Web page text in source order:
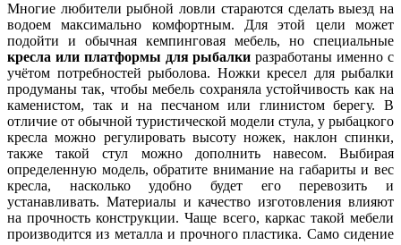
Многие любители рыбной ловли стараются сделать выезд на
водоем максимально комфортным. Для этой цели может
подойти и обычная кемпинговая мебель, но специальные
кресла или платформы для рыбалки разработаны именно с
учётом потребностей рыболова. Ножки кресел для рыбалки
продуманы так, чтобы мебель сохраняла устойчивость как на
каменистом, так и на песчаном или глинистом берегу. В
отличие от обычной туристической модели стула, у рыбацкого
кресла можно регулировать высоту ножек, наклон спинки,
также такой стул можно дополнить навесом. Выбирая
определенную модель, обратите внимание на габариты и вес
кресла, насколько удобно будет его перевозить и
устанавливать. Материалы и качество изготовления влияют
на прочность конструкции. Чаще всего, каркас такой мебели
производится из металла и прочного пластика. Само сидение